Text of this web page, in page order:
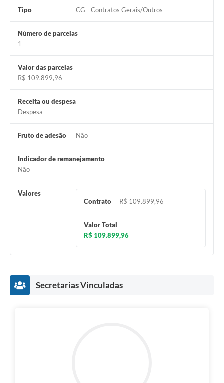
Tipo CG - Contratos Gerais/Outros
Número de parcelas
1
Valor das parcelas
R$ 109.899,96
Receita ou despesa
Despesa
Fruto de adesão Não
Indicador de remanejamento
Não
Valores
Contrato
R$ 109.899,96
Valor Total
R$ 109.899,96
Secretarias Vinculadas